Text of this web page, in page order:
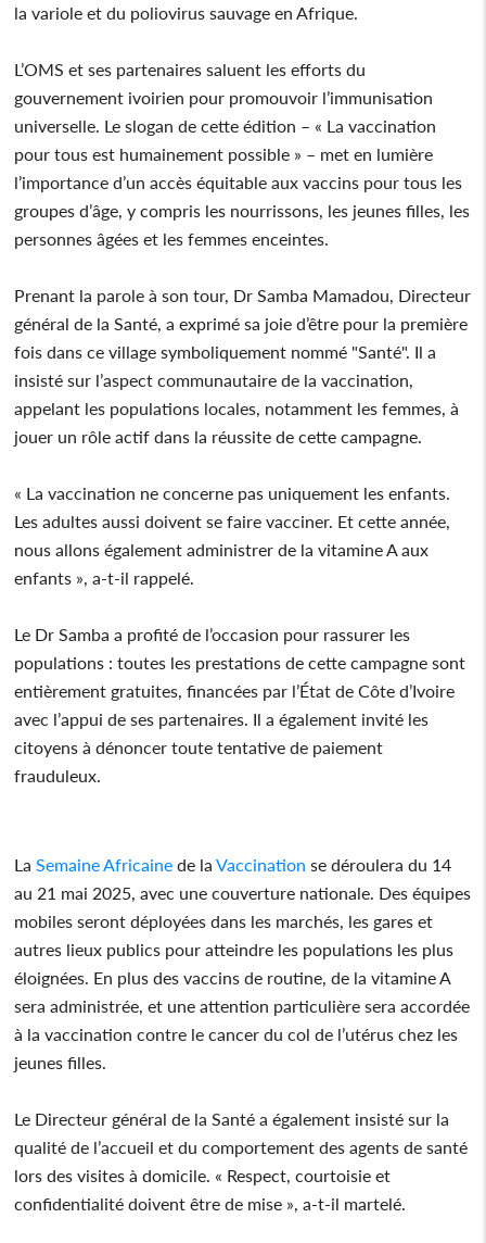
la variole et du poliovirus sauvage en Afrique.
L’OMS et ses partenaires saluent les efforts du
gouvernement ivoirien pour promouvoir l’immunisation
universelle. Le slogan de cette édition – « La vaccination
pour tous est humainement possible » – met en lumière
l’importance d’un accès équitable aux vaccins pour tous les
groupes d’âge, y compris les nourrissons, les jeunes filles, les
personnes âgées et les femmes enceintes.
Prenant la parole à son tour, Dr Samba Mamadou, Directeur
général de la Santé, a exprimé sa joie d’être pour la première
fois dans ce village symboliquement nommé "Santé". Il a
insisté sur l’aspect communautaire de la vaccination,
appelant les populations locales, notamment les femmes, à
jouer un rôle actif dans la réussite de cette campagne.
« La vaccination ne concerne pas uniquement les enfants.
Les adultes aussi doivent se faire vacciner. Et cette année,
nous allons également administrer de la vitamine A aux
enfants », a-t-il rappelé.
Le Dr Samba a profité de l’occasion pour rassurer les
populations : toutes les prestations de cette campagne sont
entièrement gratuites, financées par l’État de Côte d’Ivoire
avec l’appui de ses partenaires. Il a également invité les
citoyens à dénoncer toute tentative de paiement
frauduleux.
La Semaine Africaine de la Vaccination se déroulera du 14
au 21 mai 2025, avec une couverture nationale. Des équipes
mobiles seront déployées dans les marchés, les gares et
autres lieux publics pour atteindre les populations les plus
éloignées. En plus des vaccins de routine, de la vitamine A
sera administrée, et une attention particulière sera accordée
à la vaccination contre le cancer du col de l’utérus chez les
jeunes filles.
Le Directeur général de la Santé a également insisté sur la
qualité de l’accueil et du comportement des agents de santé
lors des visites à domicile. « Respect, courtoisie et
confidentialité doivent être de mise », a-t-il martelé.